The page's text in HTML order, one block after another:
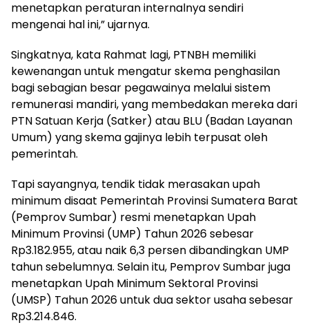
menetapkan peraturan internalnya sendiri
mengenai hal ini,” ujarnya.
Singkatnya, kata Rahmat lagi, PTNBH memiliki
kewenangan untuk mengatur skema penghasilan
bagi sebagian besar pegawainya melalui sistem
remunerasi mandiri, yang membedakan mereka dari
PTN Satuan Kerja (Satker) atau BLU (Badan Layanan
Umum) yang skema gajinya lebih terpusat oleh
pemerintah.
Tapi sayangnya, tendik tidak merasakan upah
minimum disaat Pemerintah Provinsi Sumatera Barat
(Pemprov Sumbar) resmi menetapkan Upah
Minimum Provinsi (UMP) Tahun 2026 sebesar
Rp3.182.955, atau naik 6,3 persen dibandingkan UMP
tahun sebelumnya. Selain itu, Pemprov Sumbar juga
menetapkan Upah Minimum Sektoral Provinsi
(UMSP) Tahun 2026 untuk dua sektor usaha sebesar
Rp3.214.846.